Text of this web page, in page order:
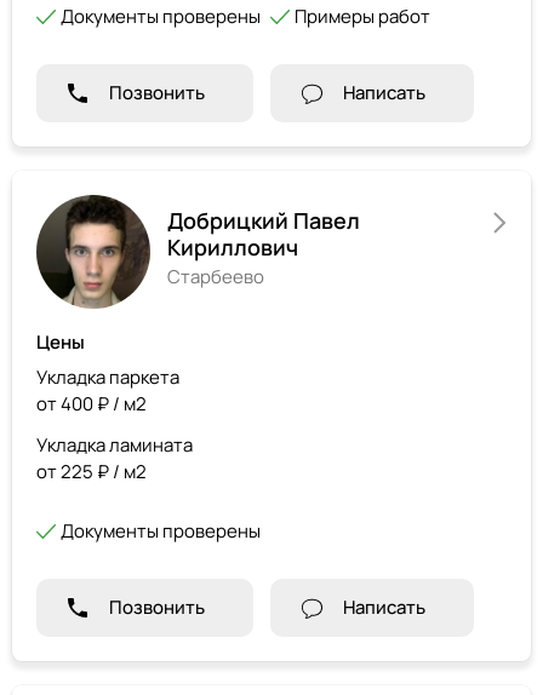
Документы проверены Примеры работ
Позвонить Написать
Добрицкий Павел
Кириллович
Старбеево
Цены
Укладка паркета
от 400 ₽ / м2
Укладка ламината
от 225 ₽ / м2
Документы проверены
Позвонить Написать